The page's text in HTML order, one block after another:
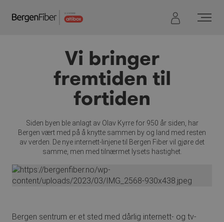
Vi bringer
fremtiden til
fortiden
Siden byen ble anlagt av Olav Kyrre for 950 år siden, har
Bergen vært med på å knytte sammen by og land med resten
av verden. De nye internett-linjene til Bergen Fiber vil gjøre det
samme, men med tilnærmet lysets hastighet.
Bergen sentrum er et sted med dårlig internett- og tv-